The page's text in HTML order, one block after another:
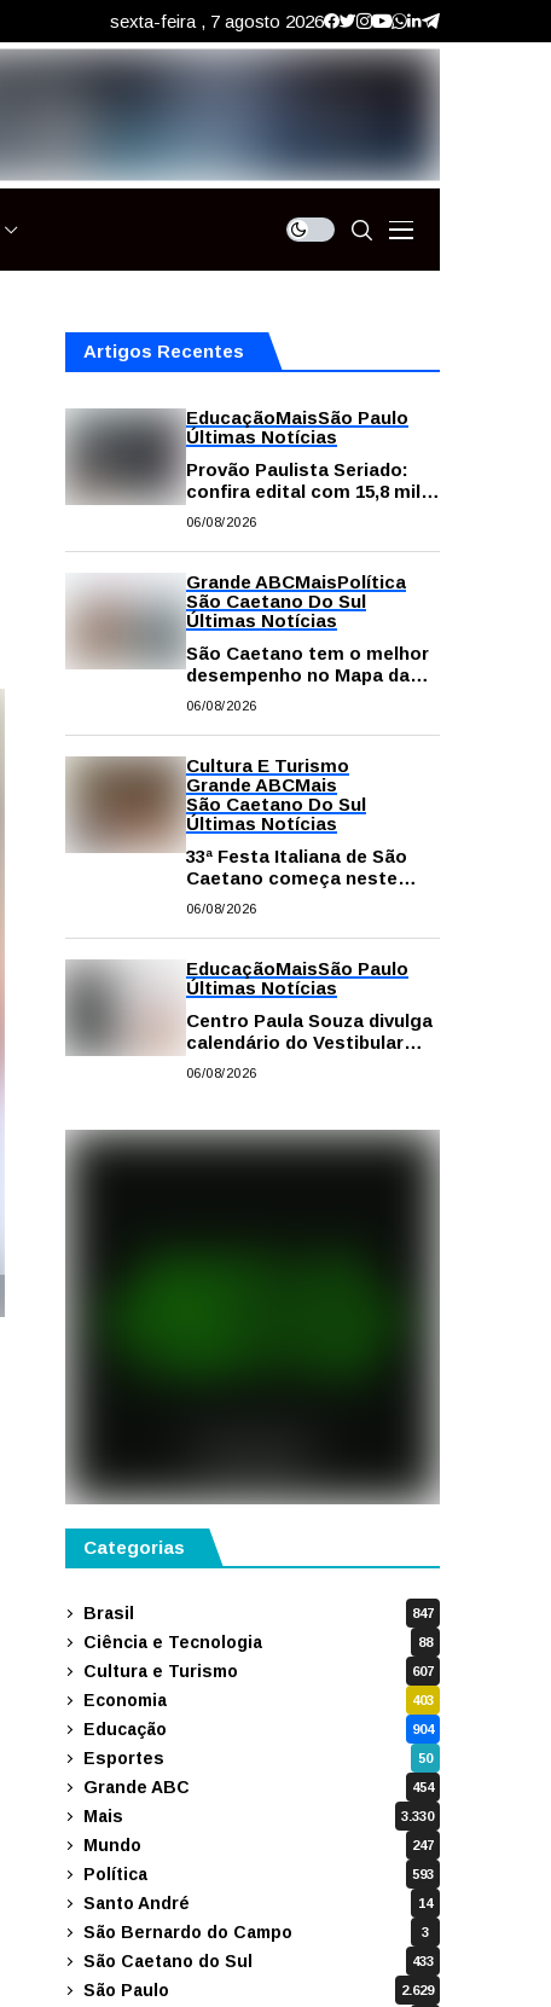
sexta-feira , 7 agosto 2026
Artigos Recentes
EducaçãoMaisSão Paulo
Últimas Notícias
Provão Paulista Seriado:
confira edital com 15,8 mil
vagas para ensino superior
06/08/2026
Grande ABCMaisPolítica
São Caetano Do Sul
Últimas Notícias
São Caetano tem o melhor
desempenho no Mapa da
Desigualdade da Grande SP
06/08/2026
Cultura E Turismo
Grande ABCMais
São Caetano Do Sul
Últimas Notícias
33ª Festa Italiana de São
Caetano começa neste
sábado com mais barracas
e atrações
06/08/2026
EducaçãoMaisSão Paulo
Últimas Notícias
Centro Paula Souza divulga
calendário do Vestibular
das Fatecs para o primeiro
06/08/2026
Categorias
Brasil 847
Ciência e Tecnologia 88
Cultura e Turismo 607
Economia 403
Educação 904
Esportes 50
Grande ABC 454
Mais 3.330
Mundo 247
Política 593
Santo André 14
São Bernardo do Campo 3
São Caetano do Sul 433
São Paulo 2.629